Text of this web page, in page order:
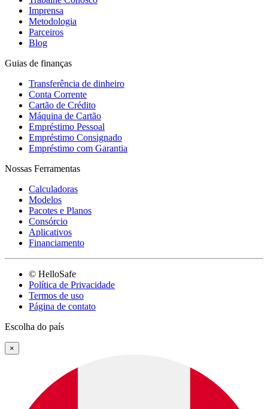
Imprensa
Metodologia
Parceiros
Blog
Guias de finanças
Transferência de dinheiro
Conta Corrente
Cartão de Crédito
Máquina de Cartão
Empréstimo Pessoal
Empréstimo Consignado
Empréstimo com Garantia
Nossas Ferramentas
Calculadoras
Modelos
Pacotes e Planos
Consórcio
Aplicativos
Financiamento
© HelloSafe
Política de Privacidade
Termos de uso
Página de contato
Escolha do país
×